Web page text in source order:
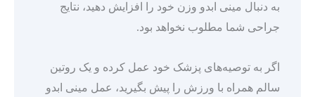
به دنبال مینی ابدو وزن خود را افزایش دهید، نتایج
جراحی شما مطلوب نخواهد بود.
اگر به توصیه‌های پزشک خود عمل کرده و یک روتین
سالم همراه با ورزش را پیش بگیرید، عمل مینی ابدو